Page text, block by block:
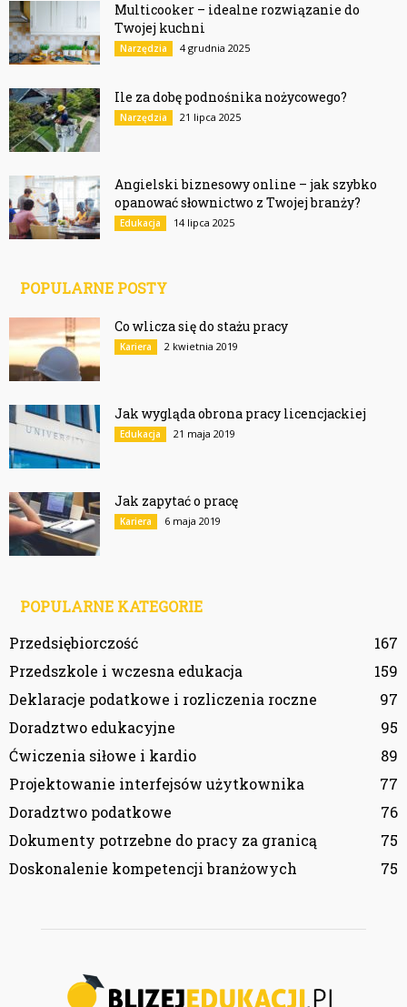
Multicooker – idealne rozwiązanie do
Twojej kuchni
Narzędzia 4 grudnia 2025
Ile za dobę podnośnika nożycowego?
Narzędzia 21 lipca 2025
Angielski biznesowy online – jak szybko
opanować słownictwo z Twojej branży?
Edukacja 14 lipca 2025
POPULARNE POSTY
Co wlicza się do stażu pracy
Kariera 2 kwietnia 2019
Jak wygląda obrona pracy licencjackiej
Edukacja 21 maja 2019
Jak zapytać o pracę
Kariera 6 maja 2019
POPULARNE KATEGORIE
Przedsiębiorczość
167
Przedszkole i wczesna edukacja
159
Deklaracje podatkowe i rozliczenia roczne
97
Doradztwo edukacyjne
95
Ćwiczenia siłowe i kardio
89
Projektowanie interfejsów użytkownika
77
Doradztwo podatkowe
76
Dokumenty potrzebne do pracy za granicą
75
Doskonalenie kompetencji branżowych
75